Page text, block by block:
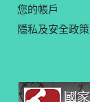
您的帳戶
隱私及安全政策